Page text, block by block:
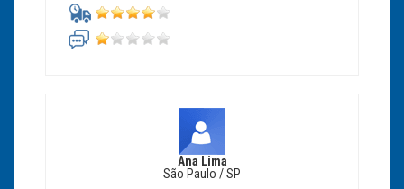
Ana Lima
São Paulo / SP